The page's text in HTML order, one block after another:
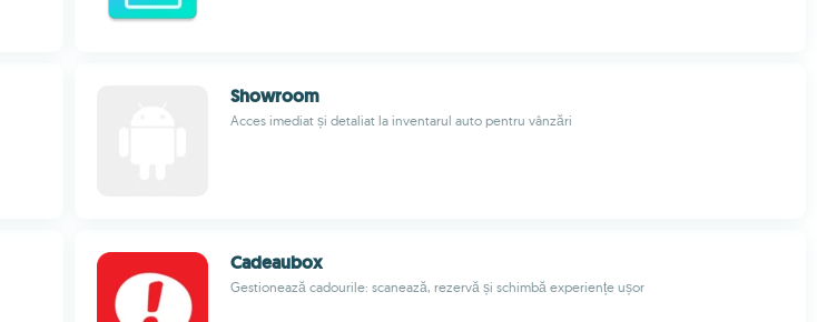
Showroom
Acces imediat și detaliat la inventarul auto pentru vânzări
Cadeaubox
Gestionează cadourile: scanează, rezervă și schimbă experiențe ușor